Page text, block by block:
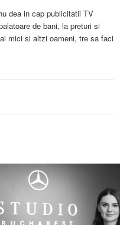
dea in cap publicitatii TV
de bani, la preturi si
mici si altzi oameni, tre sa faci